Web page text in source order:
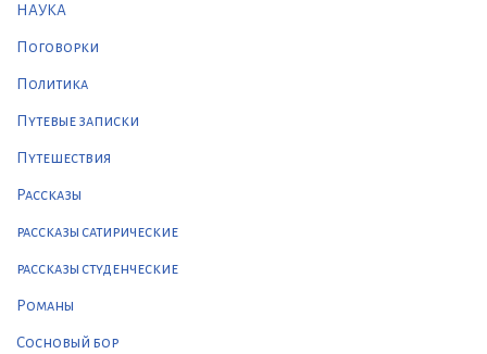
НАУКА
Поговорки
Политика
Путевые записки
Путешествия
Рассказы
рассказы сатирические
рассказы студенческие
Романы
Сосновый бор